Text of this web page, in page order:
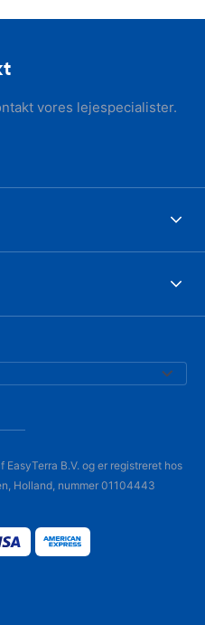
vores lejespecialister.
B.V. og er registreret hos
Holland, nummer 01104443